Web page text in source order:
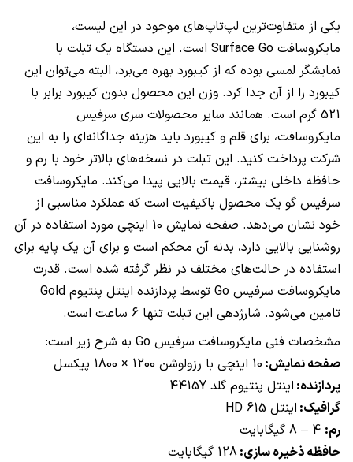
یکی از متفاوت‌ترین لپ‌تاپ‌های موجود در این لیست،
مایکروسافت Surface Go است. این دستگاه یک تبلت با
نمایشگر لمسی بوده که از کیبورد بهره می‌برد، البته می‌توان این
کیبورد را از آن جدا کرد. وزن این محصول بدون کیبورد برابر با
521 گرم است. همانند سایر محصولات سری سرفیس
مایکروسافت، برای قلم و کیبورد باید هزینه جداگانه‌ای را به این
شرکت پرداخت کنید. این تبلت در نسخه‌های بالاتر خود با رم و
حافظه داخلی بیشتر، قیمت بالایی پیدا می‌کند. مایکروسافت
سرفیس گو یک محصول باکیفیت است که عملکرد مناسبی از
خود نشان می‌دهد. صفحه نمایش 10 اینچی مورد استفاده در آن
روشنایی بالایی دارد، بدنه آن محکم است و برای آن یک پایه برای
استفاده در حالت‌های مختلف در نظر گرفته شده است. قدرت
مایکروسافت سرفیس Go توسط پردازنده اینتل پنتیوم Gold
تامین می‌شود. شارژدهی این تبلت تنها 6 ساعت است.
مشخصات فنی مایکروسافت سرفیس Go به شرح زیر است:
صفحه نمایش: 10 اینچی با رزولوشن 1200 × 1800 پیکسل
پردازنده: اینتل پنتیوم گلد 4415Y
گرافیک: اینتل HD 615
رم:
حافظه ذخیره سازی:128 گیگابایت